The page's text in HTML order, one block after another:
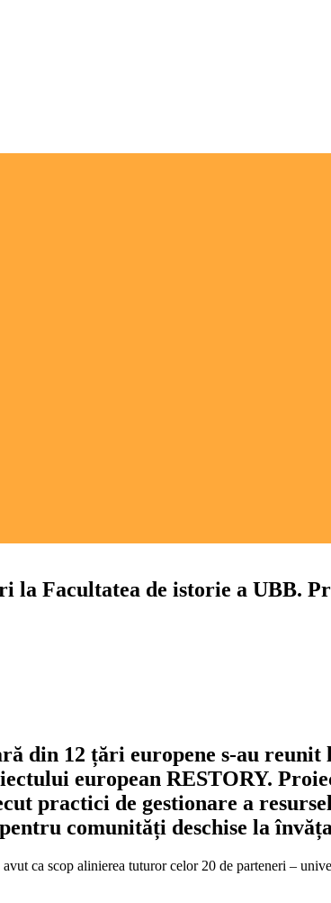
Facultatea de istorie a UBB.
din 12 țări europene s-au
european RESTORY.
practici de gestionare a
comunități deschise la
ca scop alinierea tuturor celor 20 de parteneri –